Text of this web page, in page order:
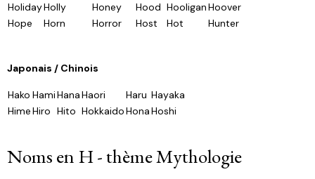
HolidayHolly Honey Hood HooliganHoover
Hope
Horn Horror Host Hot Hunter
Japonais / Chinois
Hako HamiHanaHaori Haru Hayaka
HimeHiro Hito HokkaidoHonaHoshi
Noms en H - thème Mythologie